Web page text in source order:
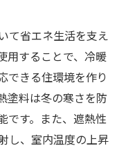
て省エネ生活を支え
用することで、冷暖
できる住環境を作り
塗料は冬の寒さを防
です。また、遮熱性
し、室内温度の上昇